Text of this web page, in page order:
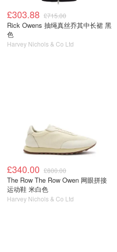
£303.88 £715.00
Rick Owens 抽绳真丝乔其中长裙 黑
色
Harvey Nichols & Co Ltd
£340.00 £800.00
The Row The Row Owen 网眼拼接
运动鞋 米白色
Harvey Nichols & Co Ltd